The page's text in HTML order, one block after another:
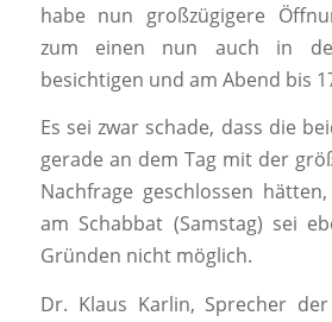
habe nun großzügigere
zum einen nun auch in
besichtigen und am Abend bis
Es sei zwar schade, dass die
gerade an dem Tag mit der
Nachfrage geschlossen
am Schabbat (Samstag) sei
Gründen nicht möglich.
Dr. Klaus Karlin, Sprecher